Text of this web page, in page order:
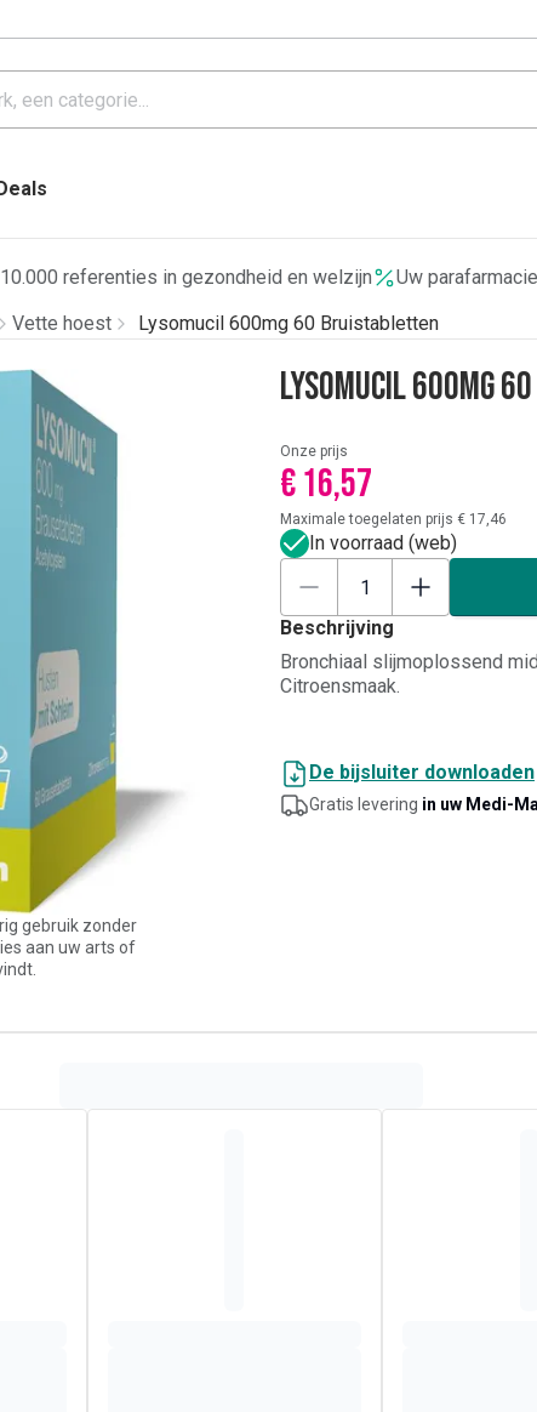
10.000 referenties in gezondheid en welzijn
Uw
Vette hoest Lysomucil 600mg 60 Bruistabletten
gebruik zonder
aan uw arts of
Lysomucil 600mg
Onze prijs
€ 16,57
Maximale toegelaten prijs € 17,46
In voorraad (web)
Beschrijving
Bronchiaal slijmoplossend
Citroensmaak.
De bijsluiter downloaden
Gratis levering in uw Medi-